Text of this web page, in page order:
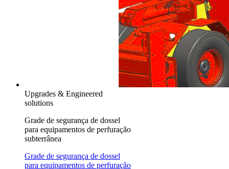
Upgrades & Engineered
solutions
Grade de segurança de dossel
para equipamentos de perfuração
subterrânea
Grade de segurança de dossel
para equipamentos de perfuração